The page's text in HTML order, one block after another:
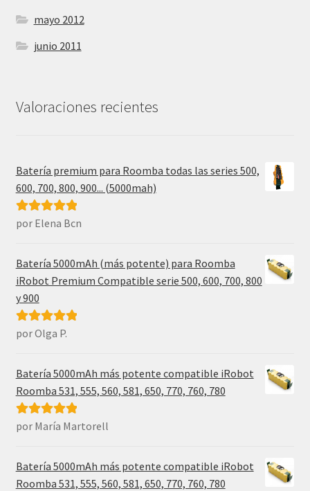
mayo 2012
junio 2011
Valoraciones recientes
Batería premium para Roomba todas las series 500,
600, 700, 800, 900... (5000mah)
Valorado con
por Elena Bcn
Batería 5000mAh (más potente) para Roomba
iRobot Premium Compatible serie 500, 600, 700, 800
y 900
Valorado con
por Olga P.
Batería 5000mAh más potente compatible iRobot
Roomba 531, 555, 560, 581, 650, 770, 760, 780
Valorado con
por María Martorell
Batería 5000mAh más potente compatible iRobot
Roomba 531, 555, 560, 581, 650, 770, 760, 780